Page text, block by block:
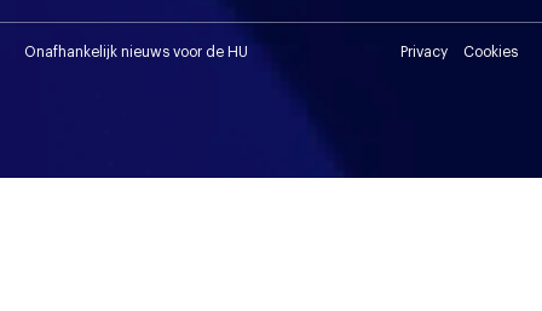
Onafhankelijk nieuws voor de HU Privacy Cookies